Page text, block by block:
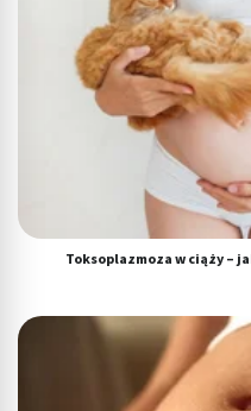
Toksoplazmoza w ciąży –